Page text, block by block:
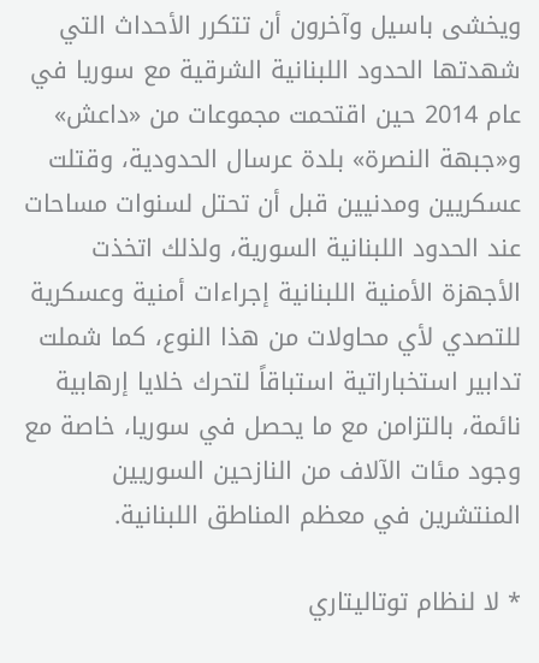
ويخشى باسيل وآخرون أن تتكرر الأحداث التي
شهدتها الحدود اللبنانية الشرقية مع سوريا في
عام 2014 حين اقتحمت مجموعات من «داعش»
و«جبهة النصرة» بلدة عرسال الحدودية، وقتلت
عسكريين ومدنيين قبل أن تحتل لسنوات مساحات
عند الحدود اللبنانية السورية، ولذلك اتخذت
الأجهزة الأمنية اللبنانية إجراءات أمنية وعسكرية
للتصدي لأي محاولات من هذا النوع، كما شملت
تدابير استخباراتية استباقاً لتحرك خلايا إرهابية
نائمة، بالتزامن مع ما يحصل في سوريا، خاصة مع
وجود مئات الآلاف من النازحين السوريين
المنتشرين في معظم المناطق اللبنانية.
* لا لنظام توتاليتاري